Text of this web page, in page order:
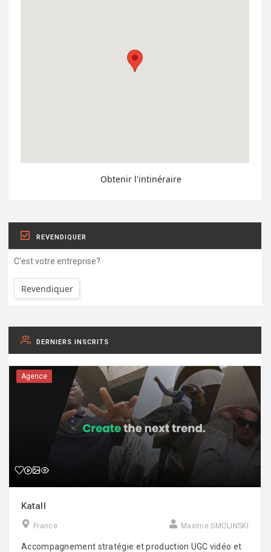
Obtenir l'intinéraire
REVENDIQUER
C'est votre entreprise?
Revendiquer
DERNIERS INSCRITS
Agence
Katall
France Maxime SMOLINSKI
Accompagnement stratégie et production UGC vidéo et